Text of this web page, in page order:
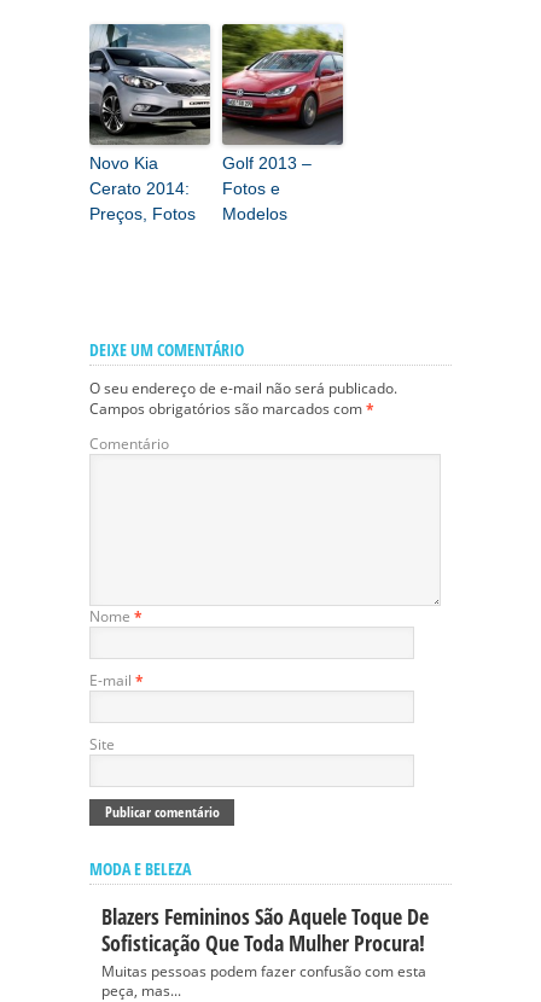
Novo Kia
Cerato 2014:
Preços, Fotos
Golf 2013 –
Fotos e
Modelos
DEIXE UM COMENTÁRIO
O seu endereço de e-mail não será publicado.
Campos obrigatórios são marcados com*
Comentário
Nome *
E-mail *
Site
MODA E BELEZA
Blazers Femininos São Aquele Toque De
Sofisticação Que Toda Mulher Procura!
Muitas pessoas podem fazer confusão com esta
peça, mas...